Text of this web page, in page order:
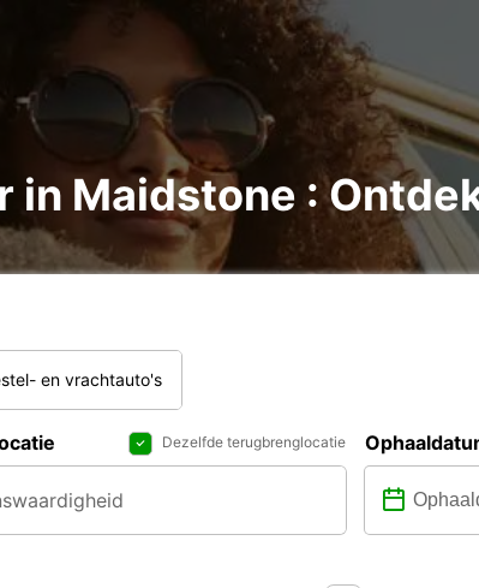
in Maidstone :
en vrachtauto's
Dezelfde terugbrenglocatie